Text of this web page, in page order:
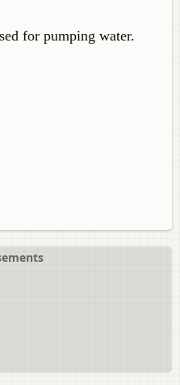
for pumping water.